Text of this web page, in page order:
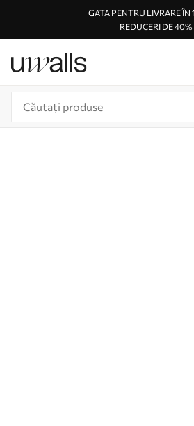
GATA PENTRU LIVRARE ÎN
REDUCERI DE 40%